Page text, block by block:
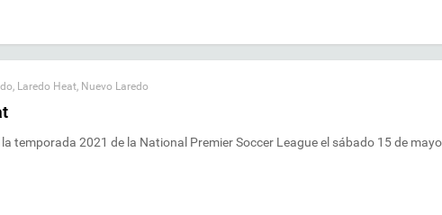
, Laredo Heat, Nuevo Laredo
temporada 2021 de la National Premier Soccer League el sábado 15 de